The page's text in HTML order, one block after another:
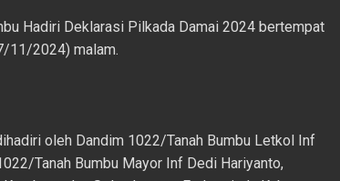
Hadiri Deklarasi Pilkada Damai 2024 bertempat
11/2024) malam.
oleh Dandim 1022/Tanah Bumbu Letkol Inf
Tanah Bumbu Mayor Inf Dedi Hariyanto,